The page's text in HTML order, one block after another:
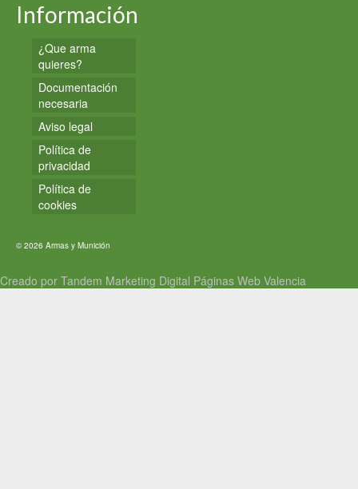
Información
¿Que arma
quieres?
Documentación
necesaria
Aviso legal
Política de
privacidad
Política de
cookies
© 2026 Armas y Munición
Creado por Tandem Marketing Digital Páginas Web Valencia